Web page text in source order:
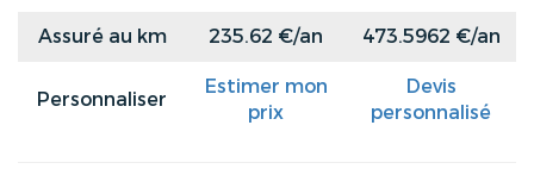
Assuré au km
235.62 €/an 473.5962 €/an
Personnaliser
Estimer mon
prix
Devis
personnalisé